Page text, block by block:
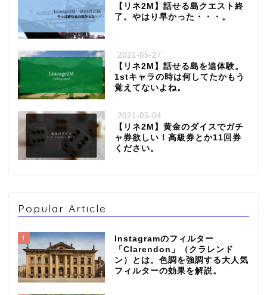
【リネ2M】話せる島クエスト終
了。やはり早かった・・・。
2021-05-27
【リネ2M】話せる島を追体験。
1stキャラの時は何してたかもう
覚えてないよね。
2021-05-04
【リネ2M】黄金のダイスでガチ
ャ券欲しい！高級券とか11回券
ください。
Popular Article
1
Instagramのフィルター
「Clarendon」（クラレンド
ン）とは。色調を強調する大人気
フィルターの効果を解説。